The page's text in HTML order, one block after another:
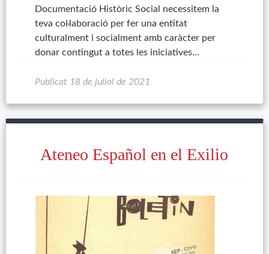
Documentació Històric Social necessitem la
teva col·laboració per fer una entitat
culturalment i socialment amb caràcter per
donar contingut a totes les iniciatives…
Publicat 18 de juliol de 2021
Ateneo Español en el Exilio